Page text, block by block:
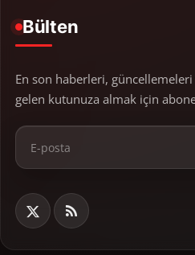
Bülten
En son haberleri,
gelen kutunuza almak için